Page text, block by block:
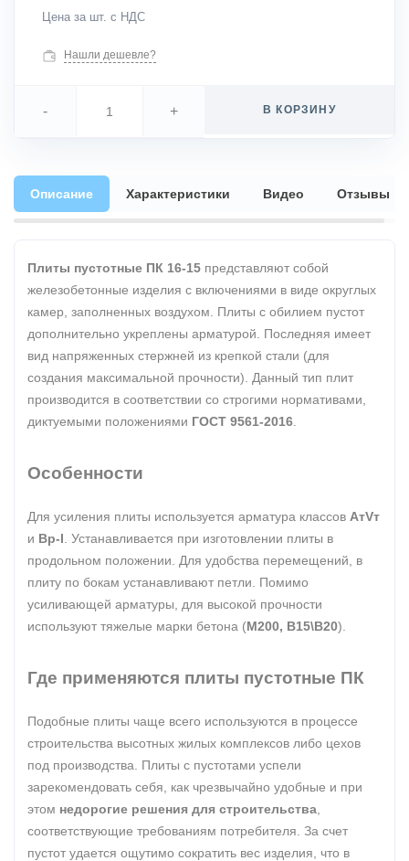
Цена за шт. с НДС
Нашли дешевле?
- + В КОРЗИНУ
Описание Характеристики Видео Отзывы
Плиты пустотные ПК 16-15 представляют собой
железобетонные изделия с включениями в виде округлых
камер, заполненных воздухом. Плиты с обилием пустот
дополнительно укреплены арматурой. Последняя имеет
вид напряженных стержней из крепкой стали (для
создания максимальной прочности). Данный тип плит
производится в соответствии со строгими нормативами,
диктуемыми положениями ГОСТ 9561-2016
Особенности
Для усиления плиты используется арматура классов АтVт
и Вр-I . Устанавливается при изготовлении плиты в
продольном положении. Для удобства перемещений, в
плиту по бокам устанавливают петли. Помимо
усиливающей арматуры, для высокой прочности
используют тяжелые марки бетона (М200, В15\В20).
Где применяются плиты пустотные ПК
Подобные плиты чаще всего используются в процессе
строительства высотных жилых комплексов либо цехов
под производства. Плиты с пустотами успели
зарекомендовать себя, как чрезвычайно удобные и при
этом недорогие решения для строительства
соответствующие требованиям потребителя. За счет
пустот удается ощутимо сократить вес изделия, что в